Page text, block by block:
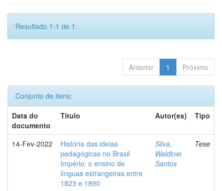
Resultado 1-1 de 1.
Anterior 1 Próximo
Conjunto de itens:
Data do
documento
Título Autor(es) Tipo
14-Fev-2022
História das ideias
pedagógicas no Brasil
Império: o ensino de
línguas estrangeiras entre
1823 e 1890
Silva,
Waldinei
Santos
Tese